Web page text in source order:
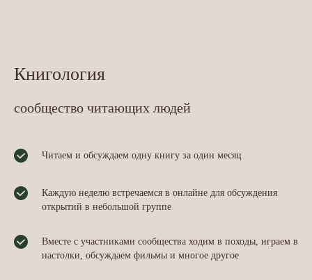
Книгология
сообщество читающих людей
Читаем и обсуждаем одну книгу за один месяц
Каждую неделю встречаемся в онлайне для обсуждения
открытий в небольшой группе
Вместе с участниками сообщества ходим в походы, играем в
настолки, обсуждаем фильмы и многое другое